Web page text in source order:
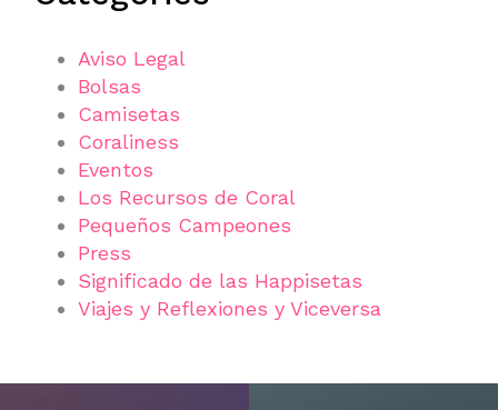
Aviso Legal
Bolsas
Camisetas
Coraliness
Eventos
Los Recursos de Coral
Pequeños Campeones
Press
Significado de las Happisetas
Viajes y Reflexiones y Viceversa